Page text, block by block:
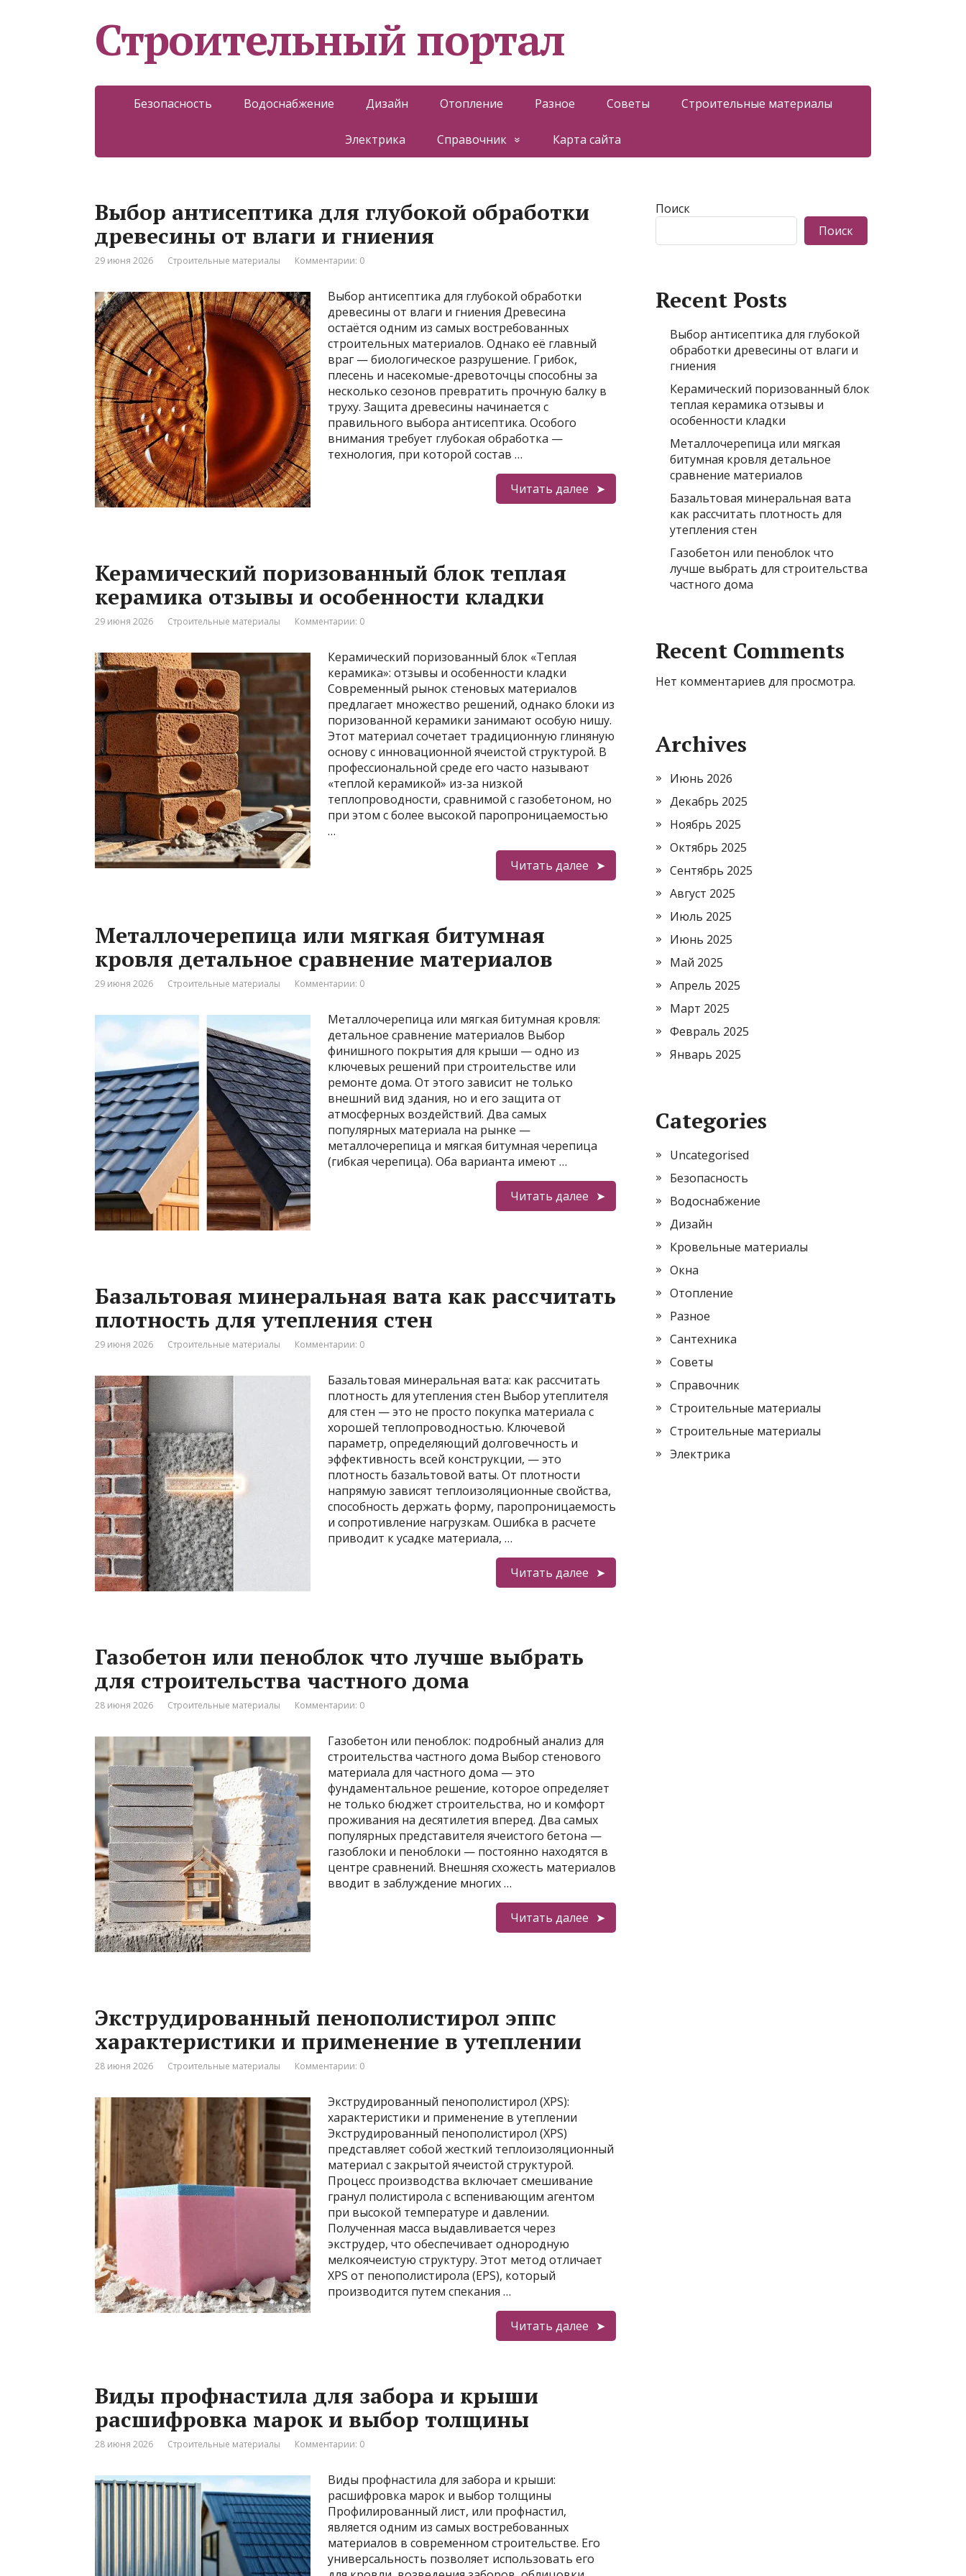
Строительный портал
Безопасность Водоснабжение Дизайн Отопление Разное Советы Строительные материалы
Электрика Справочник Карта сайта
Выбор антисептика для глубокой обработки
древесины от влаги и гниения
29 июня 2026 Строительные материалы Комментарии: 0
Выбор антисептика для глубокой обработки
древесины от влаги и гниения Древесина
остаётся одним из самых востребованных
строительных материалов. Однако её главный
враг — биологическое разрушение. Грибок,
плесень и насекомые-древоточцы способны за
несколько сезонов превратить прочную балку в
труху. Защита древесины начинается с
правильного выбора антисептика. Особого
внимания требует глубокая обработка —
технология, при которой состав …
Читать далее
Керамический поризованный блок теплая
керамика отзывы и особенности кладки
29 июня 2026 Строительные материалы Комментарии: 0
Керамический поризованный блок «Теплая
керамика»: отзывы и особенности кладки
Современный рынок стеновых материалов
предлагает множество решений, однако блоки из
поризованной керамики занимают особую нишу.
Этот материал сочетает традиционную глиняную
основу с инновационной ячеистой структурой. В
профессиональной среде его часто называют
«теплой керамикой» из-за низкой
теплопроводности, сравнимой с газобетоном, но
при этом с более высокой паропроницаемостью
…
Читать далее
Металлочерепица или мягкая битумная
кровля детальное сравнение материалов
29 июня 2026 Строительные материалы Комментарии: 0
Металлочерепица или мягкая битумная кровля:
детальное сравнение материалов Выбор
финишного покрытия для крыши — одно из
ключевых решений при строительстве или
ремонте дома. От этого зависит не только
внешний вид здания, но и его защита от
атмосферных воздействий. Два самых
популярных материала на рынке —
металлочерепица и мягкая битумная черепица
(гибкая черепица). Оба варианта имеют …
Читать далее
Базальтовая минеральная вата как рассчитать
плотность для утепления стен
29 июня 2026 Строительные материалы Комментарии: 0
Базальтовая минеральная вата: как рассчитать
плотность для утепления стен Выбор утеплителя
для стен — это не просто покупка материала с
хорошей теплопроводностью. Ключевой
параметр, определяющий долговечность и
эффективность всей конструкции, — это
плотность базальтовой ваты. От плотности
напрямую зависят теплоизоляционные свойства,
способность держать форму, паропроницаемость
и сопротивление нагрузкам. Ошибка в расчете
приводит к усадке материала, …
Читать далее
Газобетон или пеноблок что лучше выбрать
для строительства частного дома
28 июня 2026 Строительные материалы Комментарии: 0
Газобетон или пеноблок: подробный анализ для
строительства частного дома Выбор стенового
материала для частного дома — это
фундаментальное решение, которое определяет
не только бюджет строительства, но и комфорт
проживания на десятилетия вперед. Два самых
популярных представителя ячеистого бетона —
газоблоки и пеноблоки — постоянно находятся в
центре сравнений. Внешняя схожесть материалов
вводит в заблуждение многих …
Читать далее
Экструдированный пенополистирол эппс
характеристики и применение в утеплении
28 июня 2026 Строительные материалы Комментарии: 0
Экструдированный пенополистирол (XPS):
характеристики и применение в утеплении
Экструдированный пенополистирол (XPS)
представляет собой жесткий теплоизоляционный
материал с закрытой ячеистой структурой.
Процесс производства включает смешивание
гранул полистирола с вспенивающим агентом
при высокой температуре и давлении.
Полученная масса выдавливается через
экструдер, что обеспечивает однородную
мелкоячеистую структуру. Этот метод отличает
XPS от пенополистирола (EPS), который
производится путем спекания …
Читать далее
Виды профнастила для забора и крыши
расшифровка марок и выбор толщины
28 июня 2026 Строительные материалы Комментарии: 0
Виды профнастила для забора и крыши:
расшифровка марок и выбор толщины
Профилированный лист, или профнастил,
является одним из самых востребованных
материалов в современном строительстве. Его
универсальность позволяет использовать его
Поиск
Поиск
Recent Posts
Выбор антисептика для глубокой
обработки древесины от влаги и
гниения
Керамический поризованный блок
теплая керамика отзывы и
особенности кладки
Металлочерепица или мягкая
битумная кровля детальное
сравнение материалов
Базальтовая минеральная вата
как рассчитать плотность для
утепления стен
Газобетон или пеноблок что
лучше выбрать для строительства
частного дома
Recent Comments
Нет комментариев для просмотра.
Archives
Июнь 2026
Декабрь 2025
Ноябрь 2025
Октябрь 2025
Сентябрь 2025
Август 2025
Июль 2025
Июнь 2025
Май 2025
Апрель 2025
Март 2025
Февраль 2025
Январь 2025
Categories
Uncategorised
Безопасность
Водоснабжение
Дизайн
Кровельные материалы
Окна
Отопление
Разное
Сантехника
Советы
Справочник
Строительные материалы
Строительные материалы
Электрика